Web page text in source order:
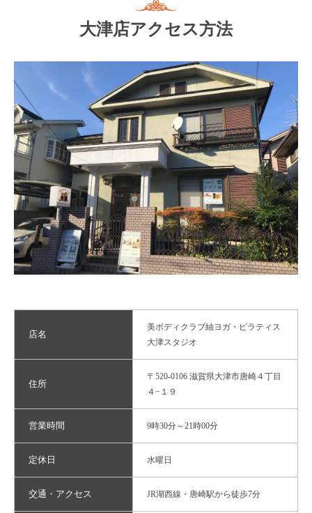
大津店アクセス方法
店名
美ボディクラブ紬ヨガ・ピラティス
大津スタジオ
住所
〒520-0106 滋賀県大津市唐崎４丁目
４−１９
営業時間 9時30分～21時00分
定休日 水曜日
交通・アクセス JR湖西線・唐崎駅から徒歩7分